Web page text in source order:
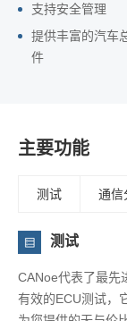
支持安全管理
提供丰富的汽车
件
主要功能
测试 通信
测试
CANoe代表了最先
有效的ECU测试，